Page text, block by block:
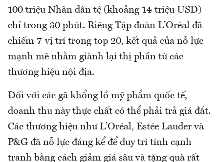
100 triệu Nhân dân tệ (khoảng 14 triệu USD)
chỉ trong 30 phút. Riêng Tập đoàn L’Oréal đã
chiếm 7 vị trí trong top 20, kết quả của nỗ lực
mạnh mẽ nhằm giành lại thị phần từ các
thương hiệu nội địa.
Đối với các gã khổng lồ mỹ phẩm quốc tế,
doanh thu này thực chất có thể phải trả giá đắt.
Các thương hiệu như L’Oréal, Estée Lauder và
P&G đã nỗ lực đáng kể để duy trì tính cạnh
tranh bằng cách giảm giá sâu và tặng quà rất